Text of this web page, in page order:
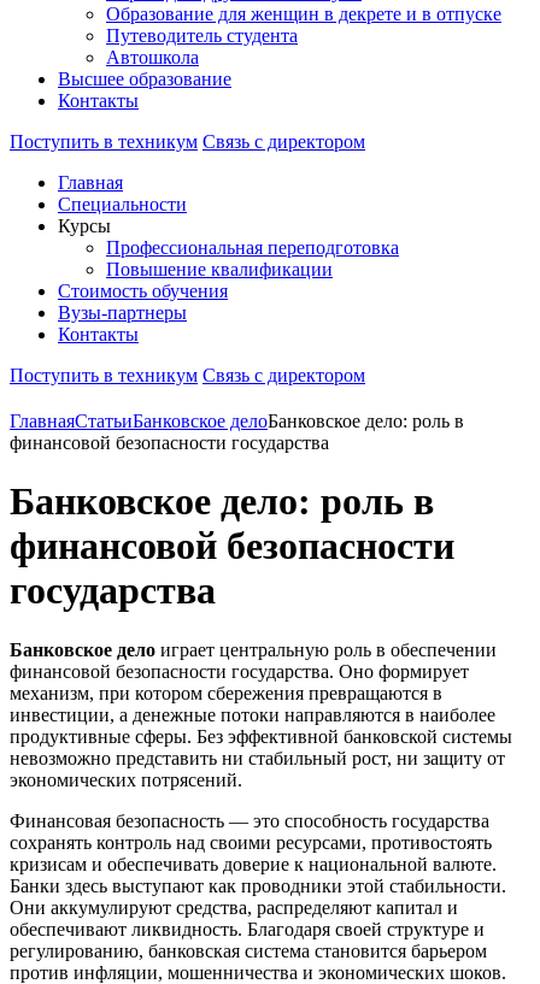
Образование для женщин в декрете и в отпуске
Путеводитель студента
Автошкола
Высшее образование
Контакты
Поступить в техникум Связь с директором
Главная
Специальности
Курсы
Профессиональная переподготовка
Повышение квалификации
Стоимость обучения
Вузы-партнеры
Контакты
Поступить в техникум Связь с директором
ГлавнаяСтатьиБанковское делоБанковское дело: роль в
финансовой безопасности государства
Банковское дело: роль в
финансовой безопасности
государства
Банковское дело играет центральную роль в обеспечении
финансовой безопасности государства. Оно формирует
механизм, при котором сбережения превращаются в
инвестиции, а денежные потоки направляются в наиболее
продуктивные сферы. Без эффективной банковской системы
невозможно представить ни стабильный рост, ни защиту от
экономических потрясений.
Финансовая безопасность — это способность государства
сохранять контроль над своими ресурсами, противостоять
кризисам и обеспечивать доверие к национальной валюте.
Банки здесь выступают как проводники этой стабильности.
Они аккумулируют средства, распределяют капитал и
обеспечивают ликвидность. Благодаря своей структуре и
регулированию, банковская система становится барьером
против инфляции, мошенничества и экономических шоков.